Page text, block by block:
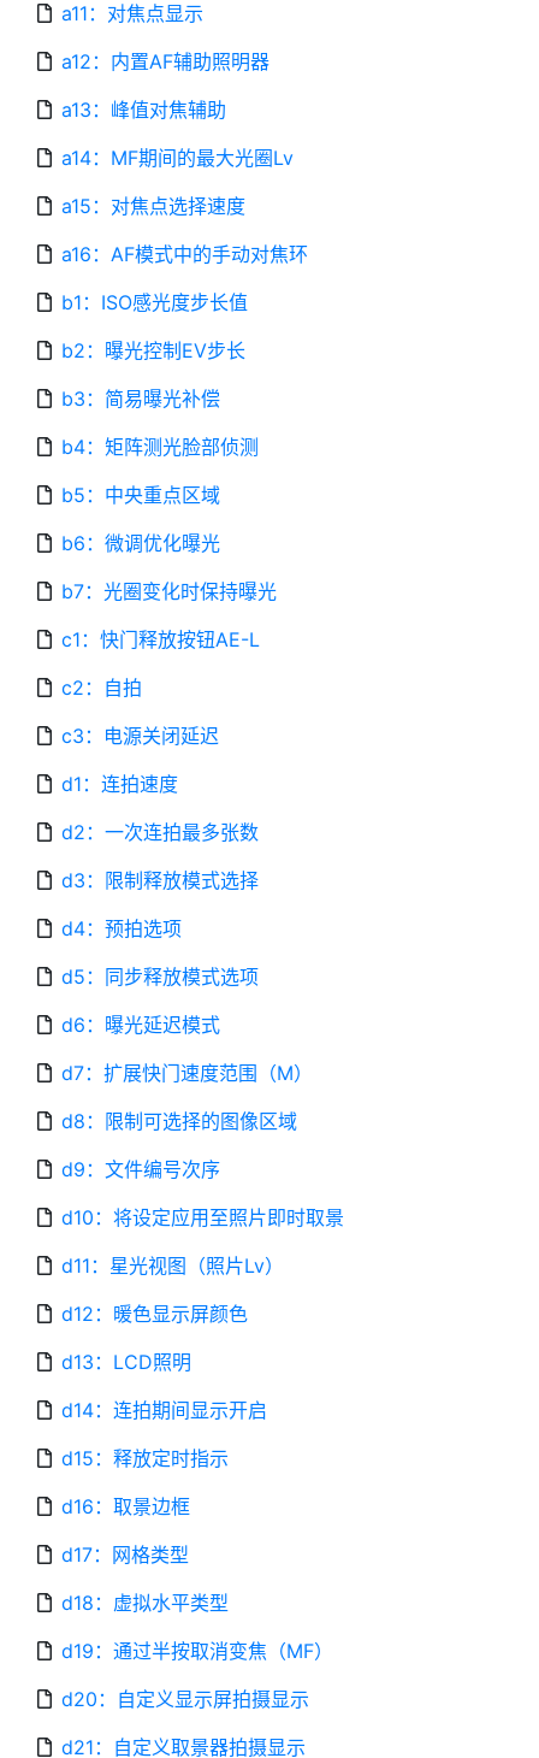
a11：对焦点显示
a12：内置AF辅助照明器
a13：峰值对焦辅助
a14：MF期间的最大光圈Lv
a15：对焦点选择速度
a16：AF模式中的手动对焦环
b1：ISO感光度步长值
b2：曝光控制EV步长
b3：简易曝光补偿
b4：矩阵测光脸部侦测
b5：中央重点区域
b6：微调优化曝光
b7：光圈变化时保持曝光
c1：快门释放按钮AE-L
c2：自拍
c3：电源关闭延迟
d1：连拍速度
d2：一次连拍最多张数
d3：限制释放模式选择
d4：预拍选项
d5：同步释放模式选项
d6：曝光延迟模式
d7：扩展快门速度范围（M）
d8：限制可选择的图像区域
d9：文件编号次序
d10：将设定应用至照片即时取景
d11：星光视图（照片Lv）
d12：暖色显示屏颜色
d13：LCD照明
d14：连拍期间显示开启
d15：释放定时指示
d16：取景边框
d17：网格类型
d18：虚拟水平类型
d19：通过半按取消变焦（MF）
d20：自定义显示屏拍摄显示
d21：自定义取景器拍摄显示